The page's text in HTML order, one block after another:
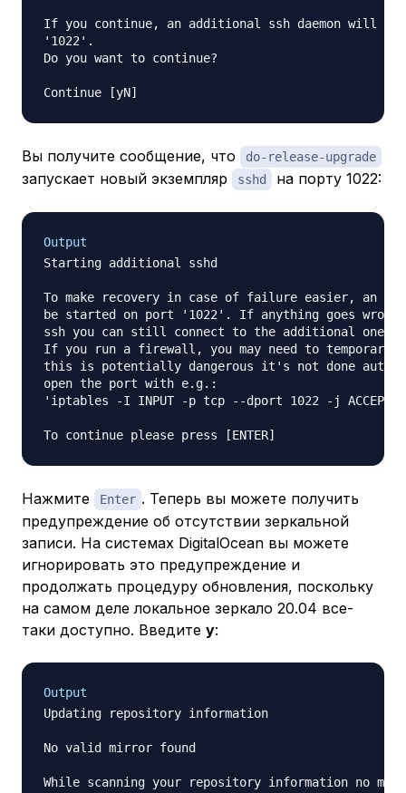
If you continue, an additional ssh daemon will
'1022'.
Do you want to continue?
Вы получите сообщение, что do-release-upgrade
запускает новый экземпляр sshd на порту 1022:
Output
Starting additional sshd
To make recovery in case of failure easier, an
be started on port '1022'. If anything goes wrong
ssh you can still connect to the additional one.
If you run a firewall, you may need to
this is potentially dangerous it's not done
open the port with e.g.:
'iptables -I INPUT -p tcp --dport 1022 -j ACCEPT'
Нажмите Enter . Теперь вы можете получить
предупреждение об отсутствии зеркальной
записи. На системах DigitalOcean вы можете
игнорировать это предупреждение и
продолжать процедуру обновления, поскольку
на самом деле локальное зеркало 20.04 все-
таки доступно. Введите y:
Output
Updating repository information
No valid mirror found
While scanning your repository information no